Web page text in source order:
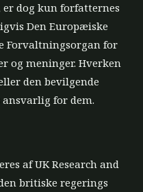
dog kun forfatternes
Den Europæiske
Forvaltningsorgan for
og meninger. Hverken
den bevilgende
for dem.
af UK Research and
britiske regerings